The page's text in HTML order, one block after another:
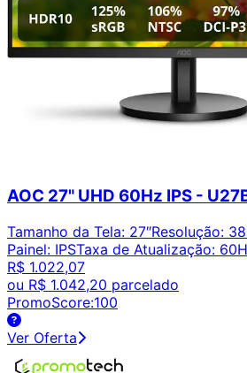
AOC 27" UHD 60Hz IPS -
Tamanho da Tela: 27″Resolução:
Painel: IPSTaxa de Atualização:
R$ 1.022,07
ou R$ 1.042,20 parcelado
PromoScore:100
Ver Oferta